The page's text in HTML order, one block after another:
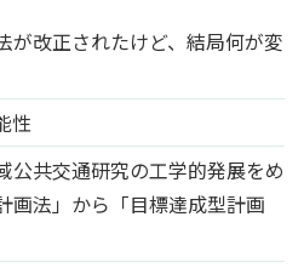
が改正されたけど、結局何が変
性
公共交通研究の工学的発展をめ
法」から「目標達成型計画